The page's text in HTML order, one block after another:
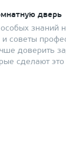
дверь
знаний
советы
доверить
сделают